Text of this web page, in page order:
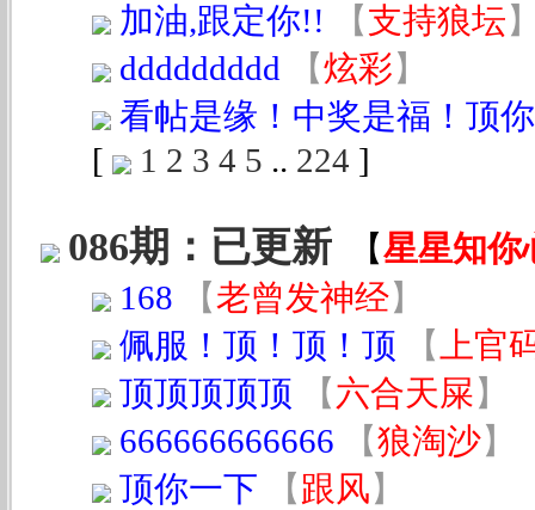
加油,跟定你!!
【支持狼坛
ddddddddd
【炫彩】
看帖是缘！中奖是福！顶
[
1 2 3 4 5 .. 224 ]
086期：已更新 【星星知你
168
【老曾发神经】
佩服！顶！顶！顶
【
上官
顶顶顶顶顶
【六合天屎】
666666666666
【狼淘沙】
顶你一下
【 跟风】